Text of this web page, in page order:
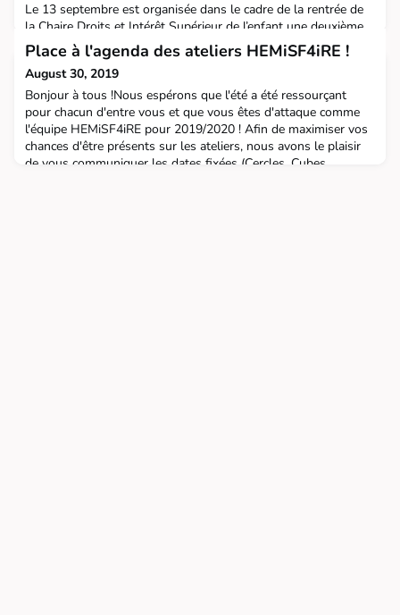
Le 13 septembre est organisée dans le cadre de la rentrée de
la Chaire Droits et Intérêt Supérieur de l’enfant une deuxième
conférence intitulée« Eviter la traite des mineurs par la
prévention »Cette conférence est la première d’un cycle
consacré à la traite des êtres humains, sous le prisme de
l’enfant en danger.A destination d’un large public (étudiants,
professionnels et toute personnes intéres
Place à l'agenda des ateliers HEMiSF4iRE !
August 30, 2019
Bonjour à tous !Nous espérons que l'été a été ressourçant
pour chacun d'entre vous et que vous êtes d'attaque comme
l'équipe HEMiSF4iRE pour 2019/2020 ! Afin de maximiser vos
chances d'être présents sur les ateliers, nous avons le plaisir
de vous communiquer les dates fixées (Cercles, Cubes,